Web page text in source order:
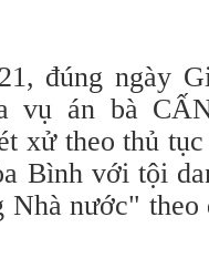
đúng ngày
vụ án bà
xử theo thủ tục
Bình với tội
Nhà nước"